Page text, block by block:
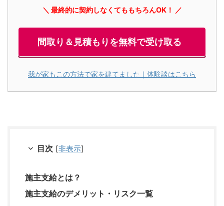
＼ 最終的に契約しなくてももちろんOK！ ／
間取り＆見積もりを無料で受け取る
我が家もこの方法で家を建てました｜体験談はこちら
目次 [非表示]
施主支給とは？
施主支給のデメリット・リスク一覧